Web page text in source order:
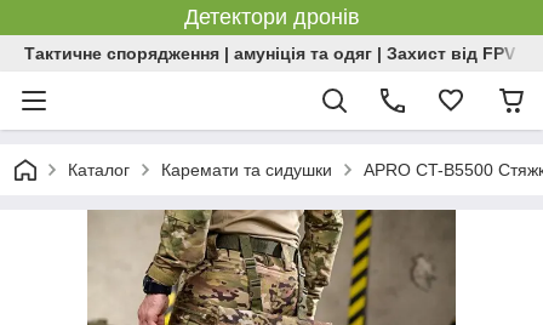
Детектори дронів
Тактичне спорядження | амуніція та одяг | Захист від FPV |
Каталог Каремати та сидушки APRO CT-B5500